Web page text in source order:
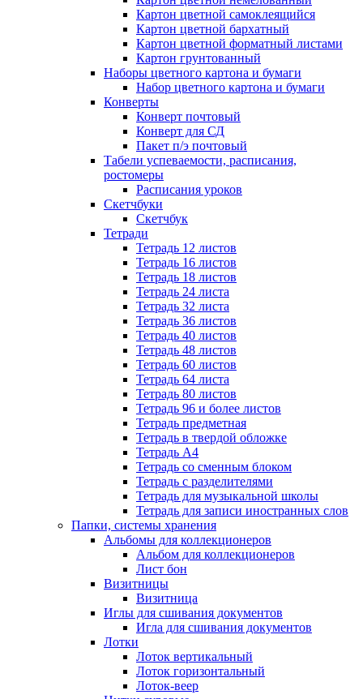
Картон цветной самоклеящийся
Картон цветной бархатный
Картон цветной форматный листами
Картон грунтованный
Наборы цветного картона и бумаги
Набор цветного картона и бумаги
Конверты
Конверт почтовый
Конверт для СД
Пакет п/э почтовый
Табели успеваемости, расписания,
ростомеры
Расписания уроков
Скетчбуки
Скетчбук
Тетради
Тетрадь 12 листов
Тетрадь 16 листов
Тетрадь 18 листов
Тетрадь 24 листа
Тетрадь 32 листа
Тетрадь 36 листов
Тетрадь 40 листов
Тетрадь 48 листов
Тетрадь 60 листов
Тетрадь 64 листа
Тетрадь 80 листов
Тетрадь 96 и более листов
Тетрадь предметная
Тетрадь в твердой обложке
Тетрадь А4
Тетрадь со сменным блоком
Тетрадь с разделителями
Тетрадь для музыкальной школы
Тетрадь для записи иностранных слов
Папки, системы хранения
Альбомы для коллекционеров
Альбом для коллекционеров
Лист бон
Визитницы
Визитница
Иглы для сшивания документов
Игла для сшивания документов
Лотки
Лоток вертикальный
Лоток горизонтальный
Лоток-веер